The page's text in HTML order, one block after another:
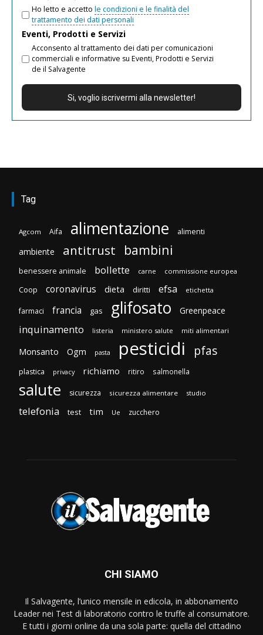
Ho letto e accetto le condizioni e le finalità del
trattamento dei dati personali
Eventi, Prodotti e Servizi
Acconsento al trattamento dei dati per comunicazioni
commerciali e informative su Eventi, Prodotti e Servizi
de il Salvagente
Tag
Agcom Aifa alimentazione alimenti
ambiente antitrust bambini
benessere animale bollette carne commissione europea
Coop coronavirus dieta diritti efsa etichetta
farmaci francia gas glifosato Greenpeace
inquinamento listeria ministero salute miti alimentari
Monsanto Ogm pasta pesticidi pfas
plastica privacy richiamo ritiro salmonella
salute sicurezza sicurezza alimentare studio
telefonia test tim Ue zucchero
CHI SIAMO
Il Salvagente, l’unico mensile in edicola, in abbonamento
Leader nei Test di laboratorio contro le truffe al consumatore.
E tutti i giorni online da una sola parte: quella del cittadino